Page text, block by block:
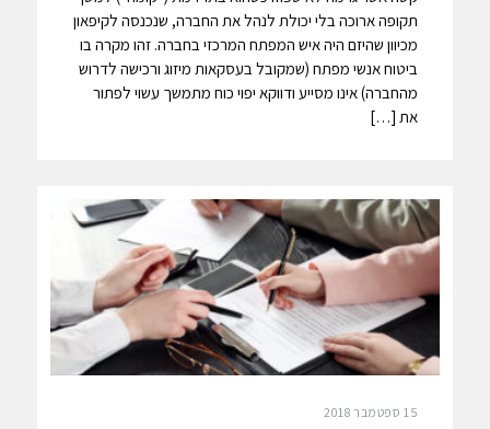
תקופה ארוכה בלי יכולת לנהל את החברה, שנכנסה לקיפאון
מכיוון שהיזם היה איש המפתח המרכזי בחברה. זהו מקרה בו
ביטוח אנשי מפתח (שמקובל בעסקאות מיזוג ורכישה לדרוש
מהחברה) אינו מסייע ודווקא יפוי כוח מתמשך עשוי לפתור
את […]
15 ספטמבר 2018